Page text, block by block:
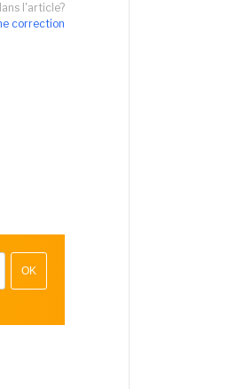
l'article?
correction
OK